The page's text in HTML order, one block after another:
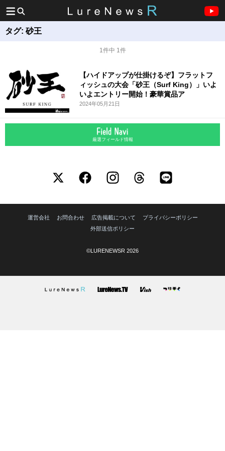
タグ: 砂王
1件中 1件
【ハイドアップが仕掛けるぞ】フラットフ
ィッシュの大会「砂王（Surf King）」いよ
いよエントリー開始！豪華賞品ア
2024年05月21日
厳選フィールド情報
運営会社 お問合わせ 広告掲載について
プライバシーポリシー
外部送信ポリシー
©LURENEWSR 2026